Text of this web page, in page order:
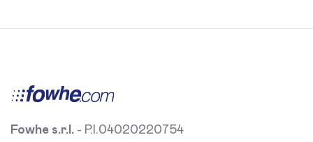
Fowhe s.r.l. - P.I.04020220754